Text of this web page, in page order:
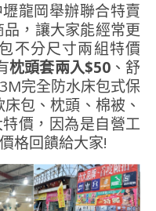
龍岡舉辦聯合特賣
，讓大家能經常更
不分尺寸兩組特價
枕頭套兩入$50、舒
3M完全防水床包式保
包、枕頭、棉被、
價，因為是自營工
格回饋給大家!